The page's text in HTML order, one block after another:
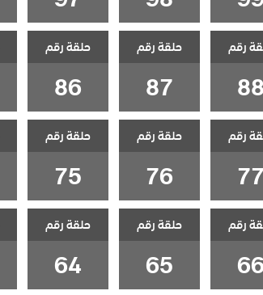
رقم
88
حلقة رقم
87
حلقة رقم
86
رقم
77
حلقة رقم
76
حلقة رقم
75
رقم
66
حلقة رقم
65
حلقة رقم
64